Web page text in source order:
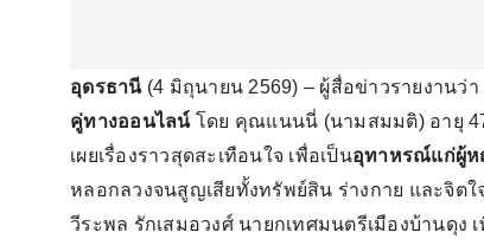
อุดรธานี(4 มิถุนายน 2569) – ผู้สื่อข่าวรายงานว่
คู่ทางออนไลน์โดย คุณแนนนี่ (นามสมมติ) อายุ
เผยเรื่องราวสุดสะเทือนใจ เพื่อเป็นอุทาหรณ์แก่ผู้
หลอกลวงจนสูญเสียทั้งทรัพย์สิน ร่างกาย และจิตใ
วีระพล รักเสมอวงศ์ นายกเทศมนตรีเมืองบ้านดุ